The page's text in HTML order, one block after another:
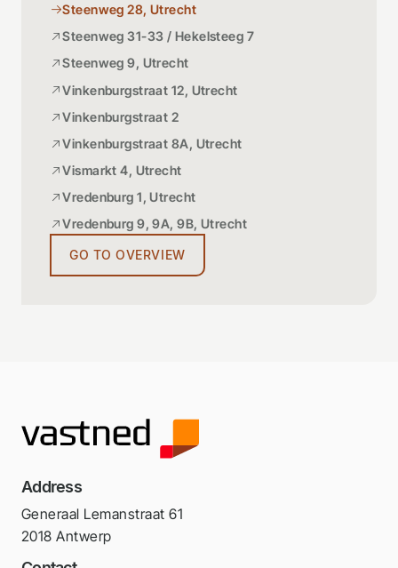
Steenweg 28, Utrecht
Steenweg 31-33 / Hekelsteeg 7
Steenweg 9, Utrecht
Vinkenburgstraat 12, Utrecht
Vinkenburgstraat 2
Vinkenburgstraat 8A, Utrecht
Vismarkt 4, Utrecht
Vredenburg 1, Utrecht
Vredenburg 9, 9A, 9B, Utrecht
GO TO OVERVIEW
Address
Generaal Lemanstraat 61
2018 Antwerp